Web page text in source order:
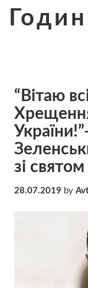
“Вітаю
зі святом
28.07.2019 by